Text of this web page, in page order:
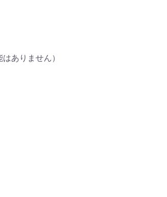
ありません）